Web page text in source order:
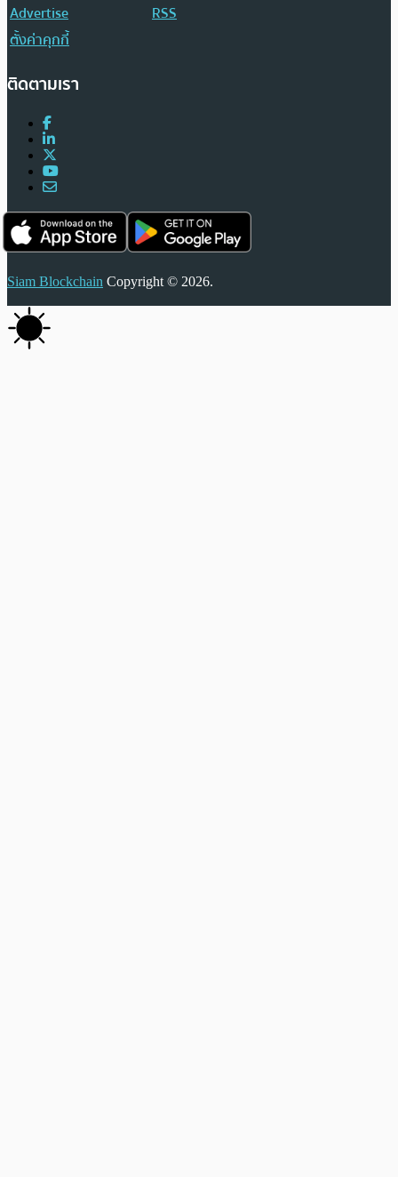
Advertise
RSS
ตั้งค่าคุกกี้
ติดตามเรา
Siam Blockchain Copyright © 2026.